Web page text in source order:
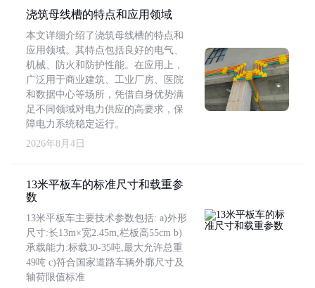
浇筑母线槽的特点和应用领域
本文详细介绍了浇筑母线槽的特点和
应用领域。其特点包括良好的电气、
机械、防火和防护性能。在应用上，
广泛用于商业建筑、工业厂房、医院
和数据中心等场所，凭借自身优势满
足不同领域对电力供应的高要求，保
障电力系统稳定运行。
2026年8月4日
13米平板车的标准尺寸和载重参
数
13米平板车主要技术参数包括: a)外形
尺寸:长13m×宽2.45m,栏板高55cm b)
承载能力:标载30-35吨,最大允许总重
49吨 c)符合国家道路车辆外廓尺寸及
轴荷限值标准